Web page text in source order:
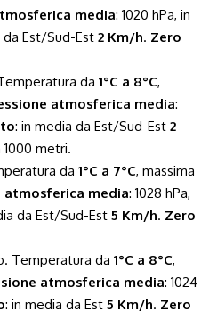
media: 1020 hPa, in
da Est/Sud-Est 2 Km/h. Zero
da 1°C a 8°C,
atmosferica media:
: in media da Est/Sud-Est 2
1000 metri.
da 1°C a 7°C, massima
atmosferica media: 1028 hPa,
da Est/Sud-Est 5 Km/h. Zero
Temperatura da 1°C a 8°C,
atmosferica media: 1024
: in media da Est 5 Km/h. Zero